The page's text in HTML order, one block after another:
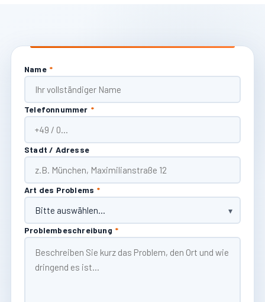
Name *
Telefonnummer *
Stadt / Adresse
Art des Problems *
Problembeschreibung *